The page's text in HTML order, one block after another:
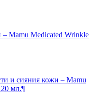
Mamu Medicated Wrinkle
и сияния кожи – Mamu
мл.¶